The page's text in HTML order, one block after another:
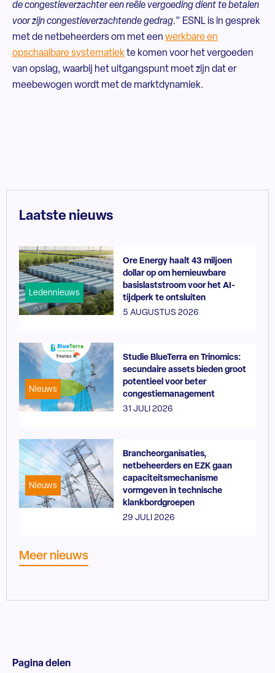
de congestieverzachter een reële vergoeding dient te betalen
voor zijn congestieverzachtende gedrag.” ESNL is in gesprek
met de netbeheerders om met een werkbare en
opschaalbare systematiekte komen voor het vergoeden
van opslag, waarbij het uitgangspunt moet zijn dat er
meebewogen wordt met de marktdynamiek.
Laatste nieuws
Ledennieuws
Ore Energy haalt 43 miljoen
dollar op om hernieuwbare
basislaststroom voor het AI-
tijdperk te ontsluiten
5 AUGUSTUS 2026
Nieuws
Studie BlueTerra en Trinomics:
secundaire assets bieden groot
potentieel voor beter
congestiemanagement
31 JULI 2026
Nieuws
Brancheorganisaties,
netbeheerders en EZK gaan
capaciteitsmechanisme
vormgeven in technische
klankbordgroepen
29 JULI 2026
Meer nieuws
Pagina delen